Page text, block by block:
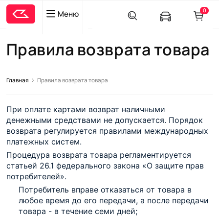
Меню 0
Правила возврата товара
Главная Правила возврата товара
При оплате картами возврат наличными
денежными средствами не допускается. Порядок
возврата регулируется правилами международных
платежных систем.
Процедура возврата товара регламентируется
статьей 26.1 федерального закона «О защите прав
потребителей».
Потребитель вправе отказаться от товара в
любое время до его передачи, а после передачи
товара - в течение семи дней;